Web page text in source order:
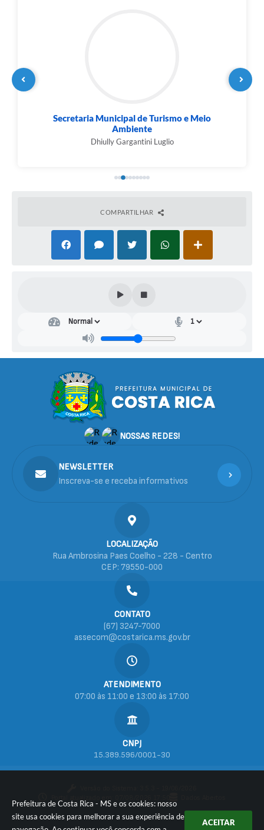
Prefeitura de Costa Rica - MS e os cookies: nosso
site usa cookies para melhorar a sua experiência de
ACEITAR
Secretaria Municipal de Turismo e Meio
Ambiente
Dhiully Gargantini Luglio
COMPARTILHAR
NOSSAS REDES!
LOCALIZAÇÃO
Rua Ambrosina Paes Coelho - 228 - Centro
CEP: 79550-000
CONTATO
(67) 3247-7000
assecom@costarica.ms.gov.br
ATENDIMENTO
07:00 às 11:00 e 13:00 às 17:00
CNPJ
15.389.596/0001-30
NEWSLETTER
Inscreva-se e receba informativos